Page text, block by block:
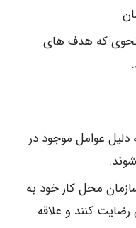
نحوی که هدف های
دلیل عوامل موجود در
محل کار خود به
کنند و علاقه